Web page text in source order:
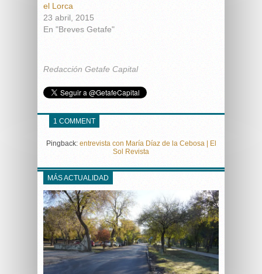
el Lorca
23 abril, 2015
En "Breves Getafe"
Redacción Getafe Capital
1 COMMENT
Pingback: entrevista con María Díaz de la Cebosa | El
Sol Revista
MÁS ACTUALIDAD